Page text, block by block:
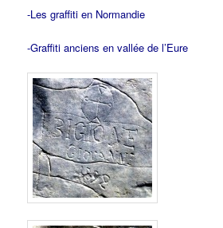
-Les graffiti en Normandie
-Graffiti anciens en vallée de l’Eure